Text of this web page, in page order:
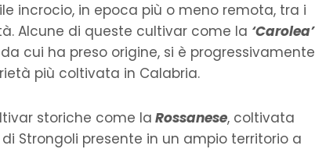
incrocio, in epoca più o meno remota, tra i
Alcune di queste cultivar come la ‘Carolea’
cui ha preso origine, si è progressivamente
più coltivata in Calabria.
storiche come la Rossanese, coltivata
Strongoli presente in un ampio territorio a